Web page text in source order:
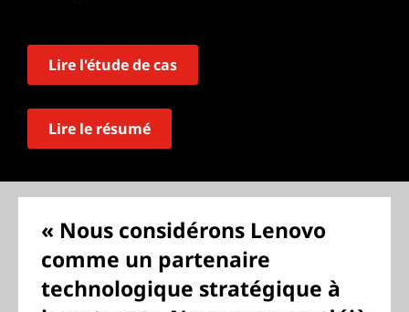
Lire l'étude de cas
Lire le résumé
« Nous considérons Lenovo
comme un partenaire
technologique stratégique à